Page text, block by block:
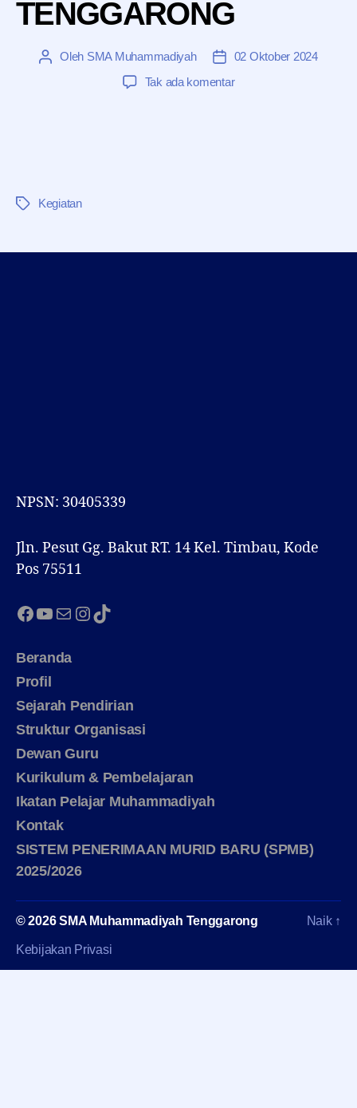
TENGGARONG
Penulis
Oleh SMA Muhammadiyah
Tanggal
02 Oktober 2024
Tak ada komentarpada
Tag
Kegiatan
NPSN: 30405339
Jln. Pesut Gg. Bakut RT. 14 Kel. Timbau, Kode
Pos 75511
Facebook
YouTube
MailInstagram
TikTok
Beranda
Profil
Sejarah Pendirian
Struktur Organisasi
Dewan Guru
Kurikulum & Pembelajaran
Ikatan Pelajar Muhammadiyah
Kontak
SISTEM PENERIMAAN MURID BARU (SPMB)
2025/2026
© 2026SMA Muhammadiyah Tenggarong
Kebijakan Privasi
Naik ↑